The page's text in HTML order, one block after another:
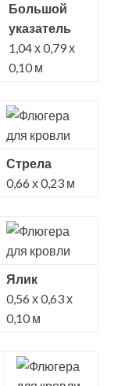
Большой
указатель
1,04 х 0,79 х
0,10 м
Стрела
0,66 х 0,23 м
Ялик
0,56 х 0,63 х
0,10 м